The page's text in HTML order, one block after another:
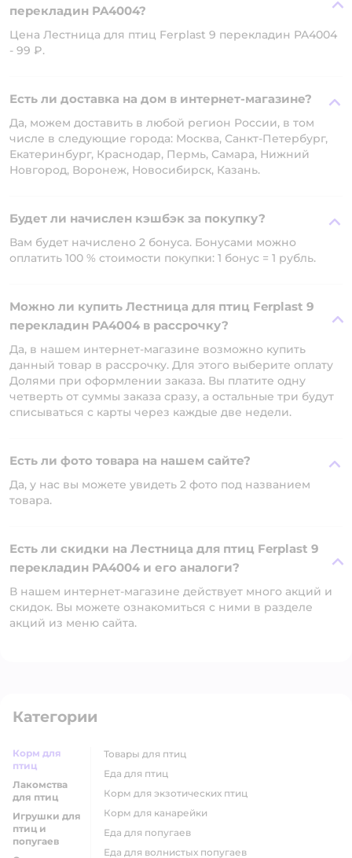
перекладин PA4004?
Цена Лестница для птиц Ferplast 9 перекладин PA4004
- 99 ₽.
Есть ли доставка на дом в интернет-магазине?
Да, можем доставить в любой регион России, в том
числе в следующие города: Москва, Санкт-Петербург,
Екатеринбург, Краснодар, Пермь, Самара, Нижний
Новгород, Воронеж, Новосибирск, Казань.
Будет ли начислен кэшбэк за покупку?
Вам будет начислено 2 бонуса. Бонусами можно
оплатить 100 % стоимости покупки: 1 бонус = 1 рубль.
Можно ли купить Лестница для птиц Ferplast 9
перекладин PA4004 в рассрочку?
Да, в нашем интернет-магазине возможно купить
данный товар в рассрочку. Для этого выберите оплату
Долями при оформлении заказа. Вы платите одну
четверть от суммы заказа сразу, а остальные три будут
списываться с карты через каждые две недели.
Есть ли фото товара на нашем сайте?
Да, у нас вы можете увидеть 2 фото под названием
товара.
Есть ли скидки на Лестница для птиц Ferplast 9
перекладин PA4004 и его аналоги?
В нашем интернет-магазине действует много акций и
скидок. Вы можете ознакомиться с ними в разделе
акций из меню сайта.
Категории
Корм для
птиц
Лакомства
для птиц
Игрушки для
птиц и
попугаев
товары для птиц
еда для птиц
корм для экзотических птиц
корм для канарейки
еда для попугаев
еда для волнистых попугаев